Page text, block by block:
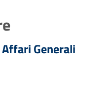
Generali